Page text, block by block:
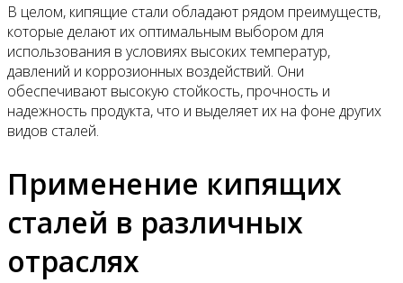
В целом, кипящие стали обладают рядом преимуществ,
которые делают их оптимальным выбором для
использования в условиях высоких температур,
давлений и коррозионных воздействий. Они
обеспечивают высокую стойкость, прочность и
надежность продукта, что и выделяет их на фоне других
видов сталей.
Применение кипящих
сталей в различных
отраслях